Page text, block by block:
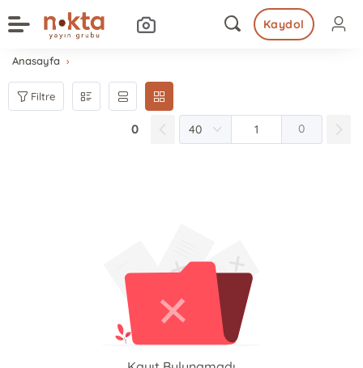
Kaydol
Anasayfa
Filtre
0 0